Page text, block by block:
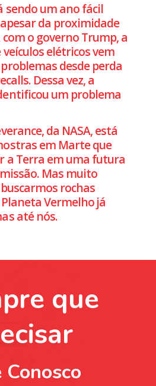
sendo um ano fácil
da proximidade
o governo Trump, a
elétricos vem
desde perda
Dessa vez, a
um problema
da NASA, está
em Marte que
a Terra em uma futura
Mas muito
rochas
Vermelho já
até nós.
que
Conosco